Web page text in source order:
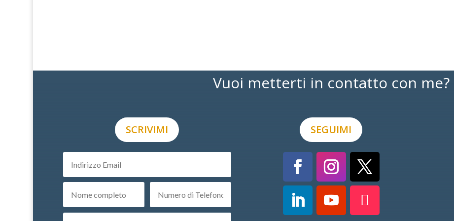
Vuoi metterti in contatto con me?
SCRIVIMI SEGUIMI